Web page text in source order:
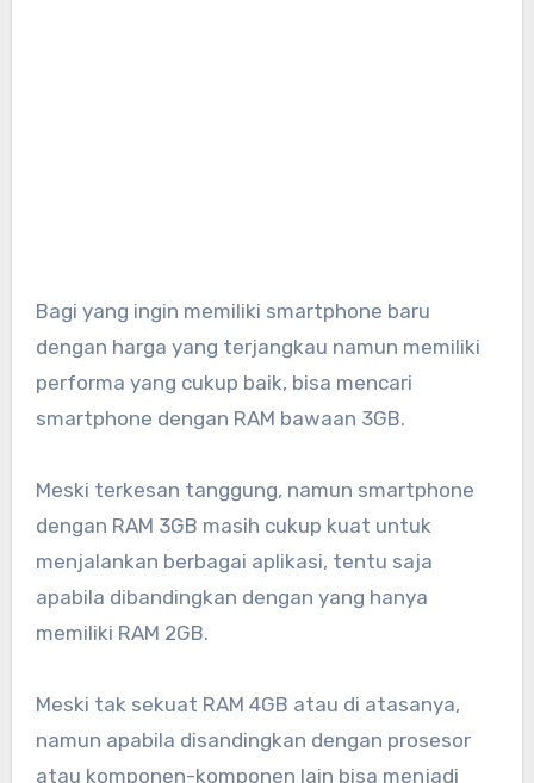
Bagi yang ingin memiliki smartphone baru
dengan harga yang terjangkau namun memiliki
performa yang cukup baik, bisa mencari
smartphone dengan RAM bawaan 3GB.
Meski terkesan tanggung, namun smartphone
dengan RAM 3GB masih cukup kuat untuk
menjalankan berbagai aplikasi, tentu saja
apabila dibandingkan dengan yang hanya
memiliki RAM 2GB.
Meski tak sekuat RAM 4GB atau di atasanya,
namun apabila disandingkan dengan prosesor
atau komponen-komponen lain bisa menjadi